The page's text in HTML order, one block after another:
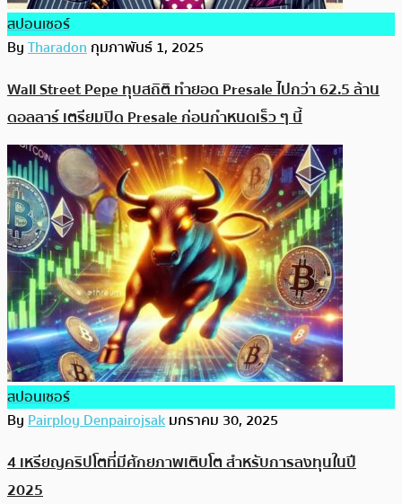
สปอนเซอร์
ByTharadonกุมภาพันธ์ 1, 2025
Wall Street Pepe ทุบสถิติ ทำยอด Presale ไปกว่า 62.5 ล้าน
ดอลลาร์ เตรียมปิด​ Presale ก่อนกำหนดเร็ว ๆ นี้
สปอนเซอร์
ByPairploy Denpairojsakมกราคม 30, 2025
4 เหรียญคริปโตที่มีศักยภาพเติบโต สำหรับการลงทุนในปี
2025